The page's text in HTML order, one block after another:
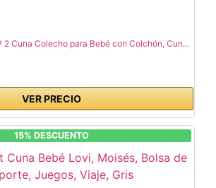
2 Cuna Colecho para Bebé con Colchón, Cun...
VER PRECIO
15% DESCUENTO